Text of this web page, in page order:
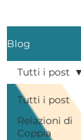
Blog
Tutti i post
Relazioni di
Coppia
Tutti i post